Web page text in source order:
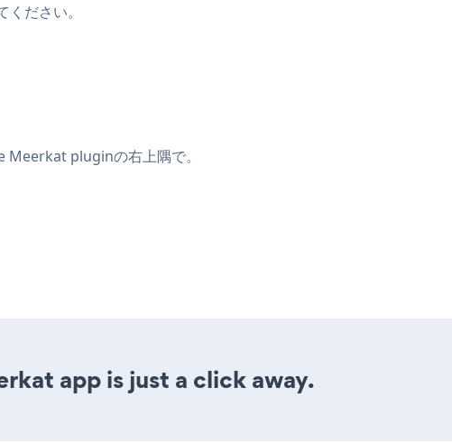
ください。
Meerkat pluginの右上隅で。
app is just a click away.